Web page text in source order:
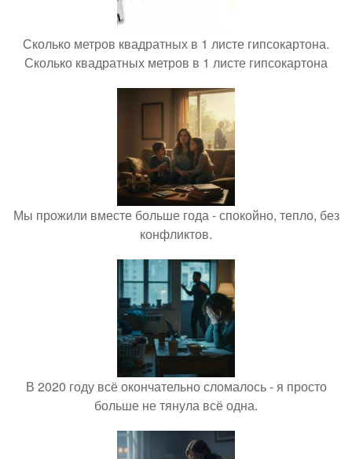
Сколько метров квадратных в 1 листе гипсокартона.
Сколько квадратных метров в 1 листе гипсокартона
Мы прожили вместе больше года - спокойно, тепло, без
конфликтов.
В 2020 году всё окончательно сломалось - я просто
больше не тянула всё одна.